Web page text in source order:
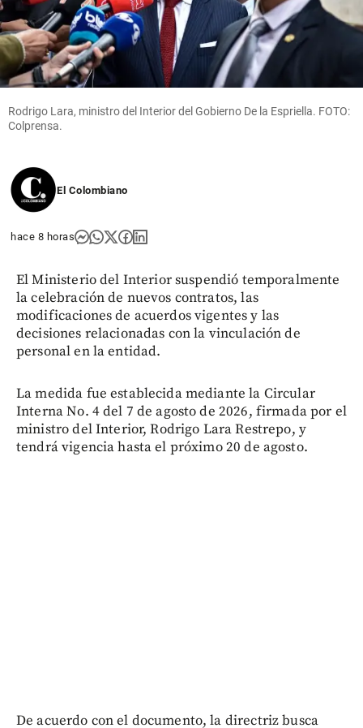
Columnistas
Competencia
epidémica
share
Rodrigo Lara, ministro del Interior del Gobierno De la Espriella. FOTO:
Colprensa.
El Colombiano
hace 8 horas
El Ministerio del Interior suspendió temporalmente
la celebración de nuevos contratos, las
modificaciones de acuerdos vigentes y las
decisiones relacionadas con la vinculación de
personal en la entidad.
La medida fue establecida mediante la Circular
Interna No. 4 del 7 de agosto de 2026, firmada por el
ministro del Interior, Rodrigo Lara Restrepo, y
tendrá vigencia hasta el próximo 20 de agosto.
De acuerdo con el documento, la directriz busca